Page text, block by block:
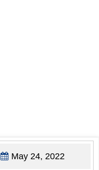
May 24, 2022